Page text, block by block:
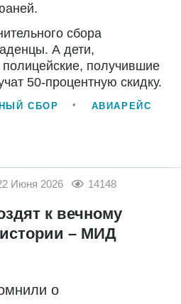
сбора
А дети,
получившие
50-процентную скидку.
СБОР АВИАРЕЙС
Июня 2026 14148
к вечному
– МИД
о